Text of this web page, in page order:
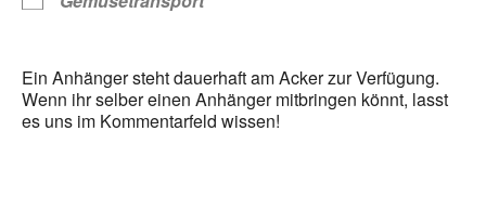
Ein Anhänger steht dauerhaft am Acker zur Verfügung.
Wenn ihr selber einen Anhänger mitbringen könnt, lasst
es uns im Kommentarfeld wissen!